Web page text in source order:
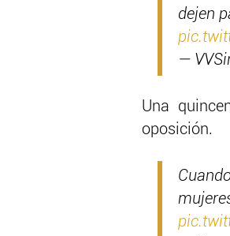
dejen
—
Una
oposición.